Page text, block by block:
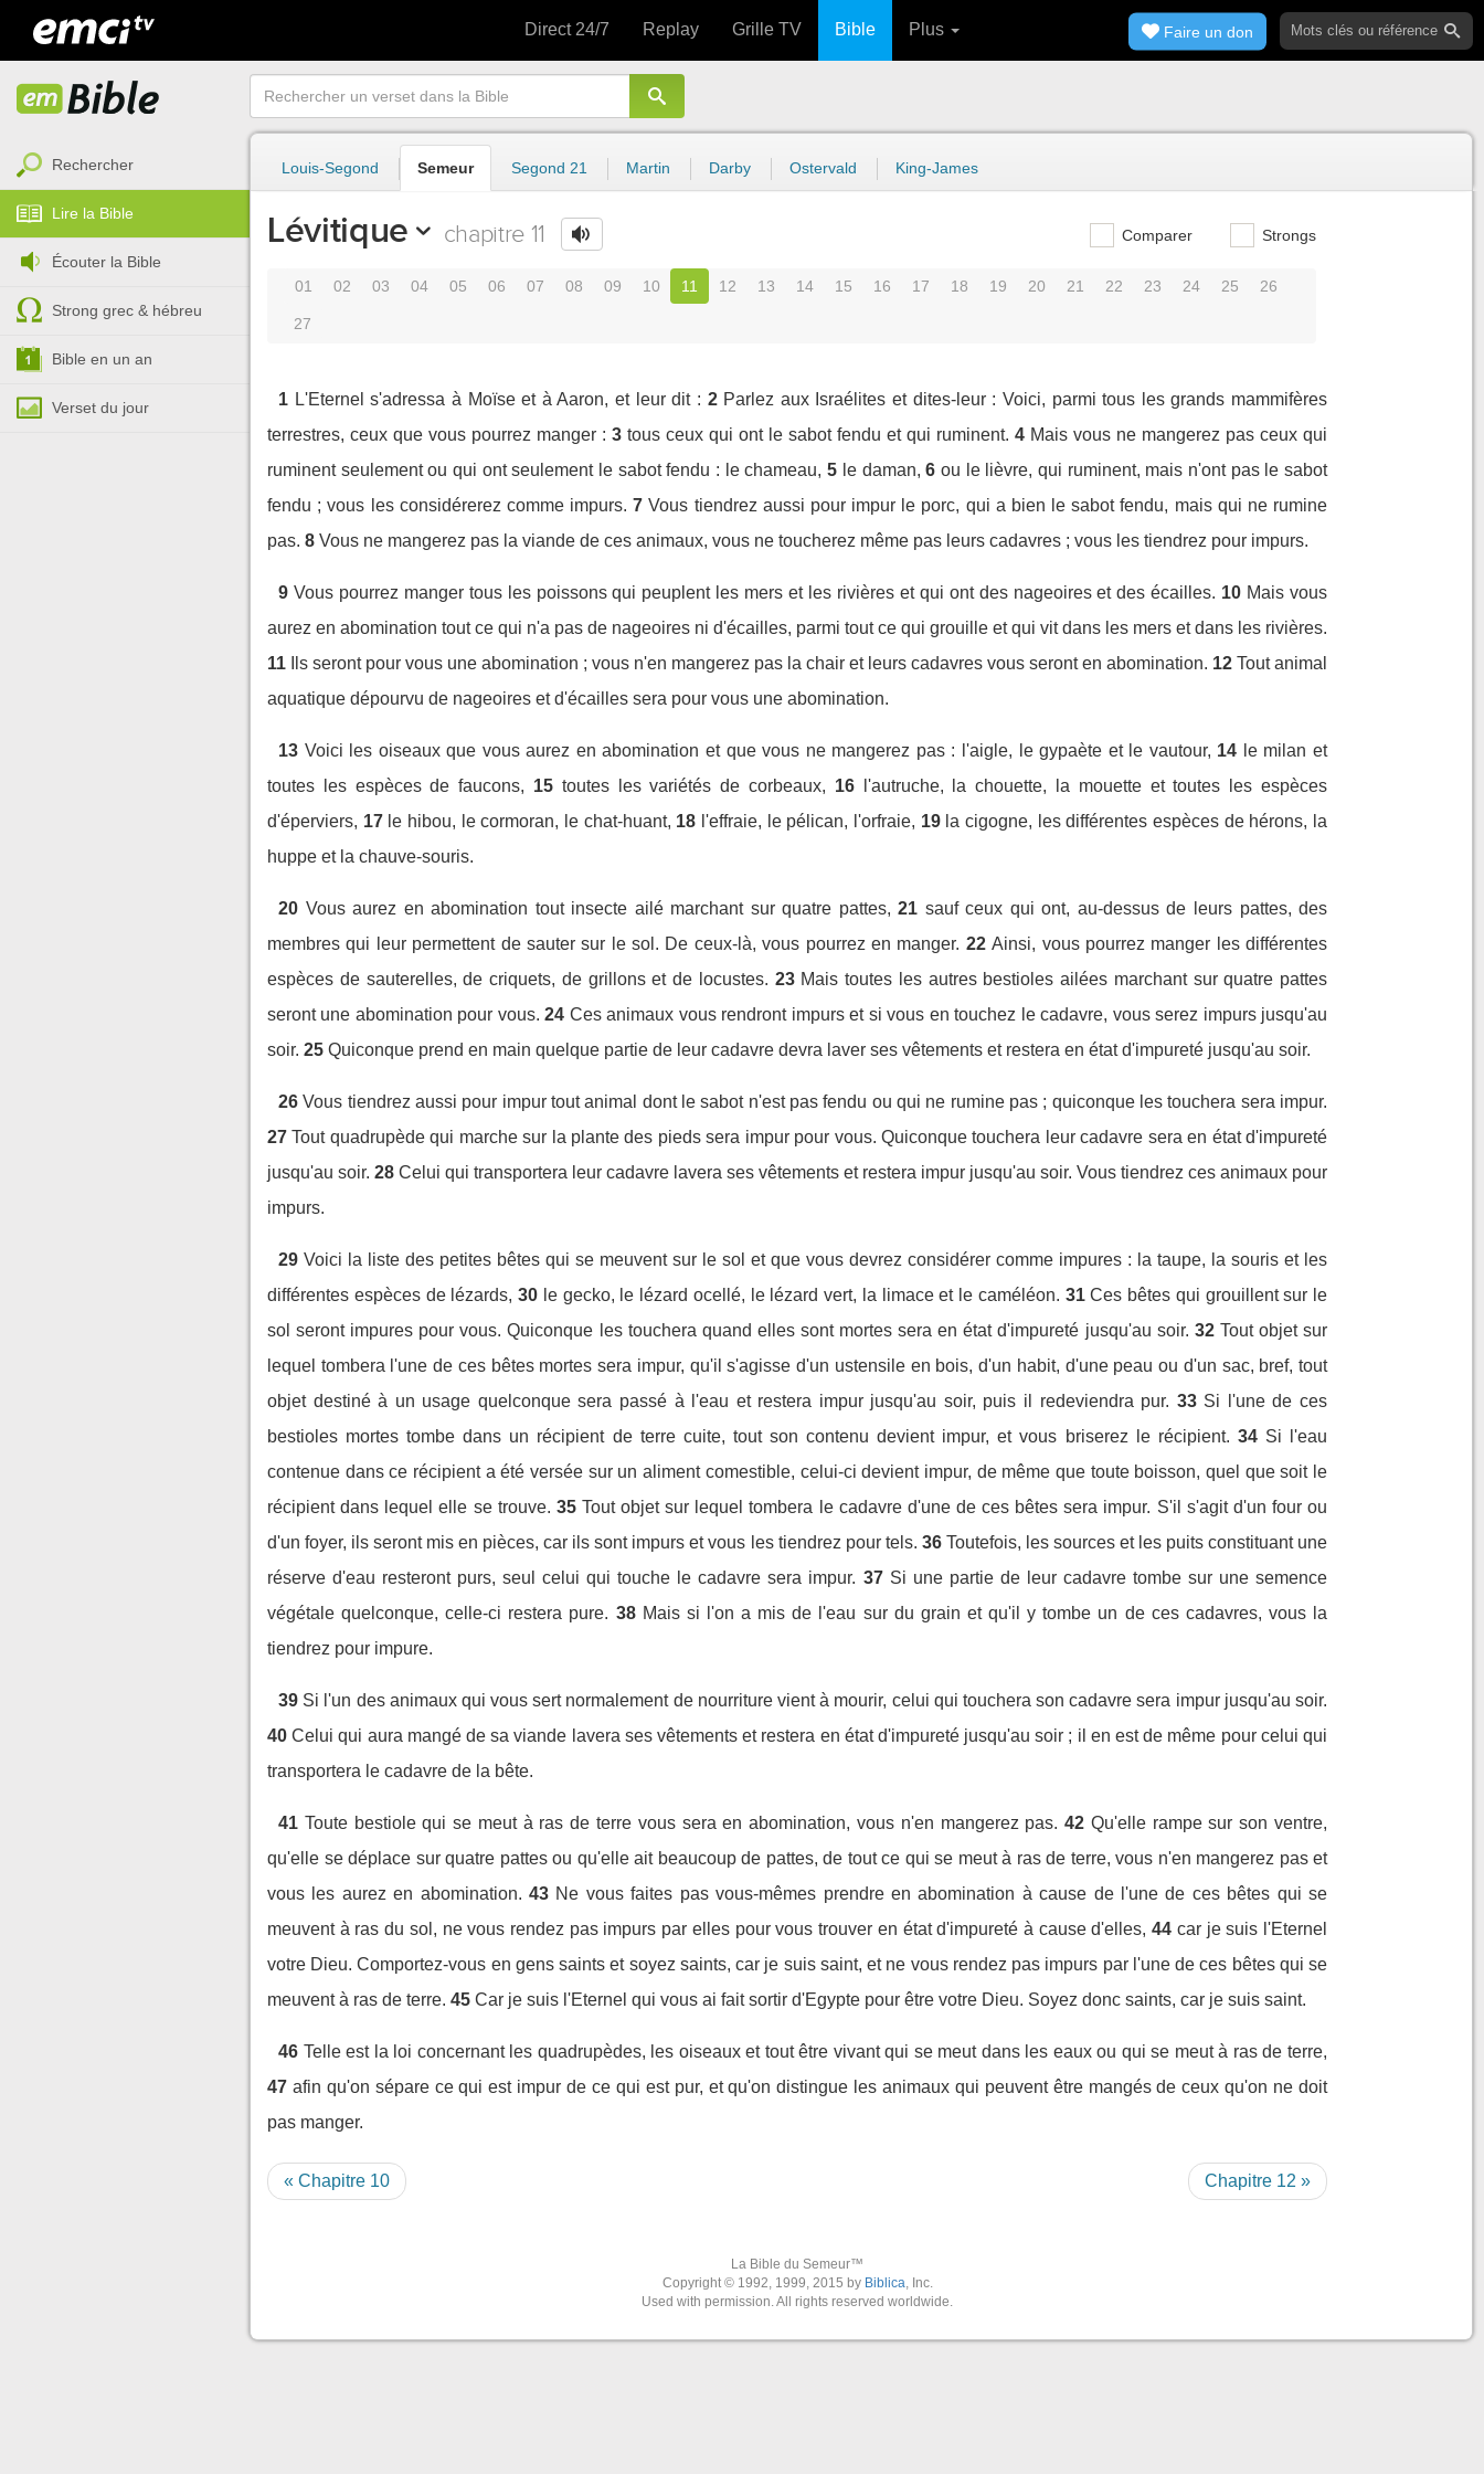
Direct 24/7 Replay Grille TV Bible Plus Faire un don
Rechercher
Lire la Bible
Écouter la Bible
Strong grec & hébreu
Bible en un an
Verset du jour
Louis-Segond Semeur Segond 21 Martin Darby Ostervald King-James
Lévitique chapitre 11 Comparer Strongs
01 02 03 04 05 06 07 08 09 10 11 12 13 14 15 16 17 18 19 20 21 22 23 24 25 26
27
1 L'Eternel s'adressa à Moïse et à Aaron, et leur dit : 2 Parlez aux Israélites et dites-leur : Voici, parmi tous les grands mammifères
terrestres, ceux que vous pourrez manger : 3 tous ceux qui ont le sabot fendu et qui ruminent. 4 Mais vous ne mangerez pas ceux qui
ruminent seulement ou qui ont seulement le sabot fendu : le chameau, 5 le daman, 6 ou le lièvre, qui ruminent, mais n'ont pas le sabot
fendu ; vous les considérerez comme impurs. 7 Vous tiendrez aussi pour impur le porc, qui a bien le sabot fendu, mais qui ne rumine
pas. 8 Vous ne mangerez pas la viande de ces animaux, vous ne toucherez même pas leurs cadavres ; vous les tiendrez pour impurs.
9 Vous pourrez manger tous les poissons qui peuplent les mers et les rivières et qui ont des nageoires et des écailles. 10 Mais vous
aurez en abomination tout ce qui n'a pas de nageoires ni d'écailles, parmi tout ce qui grouille et qui vit dans les mers et dans les rivières.
11
Ils seront pour vous une abomination ; vous n'en mangerez pas la chair et leurs cadavres vous seront en abomination. 12 Tout animal
aquatique dépourvu de nageoires et d'écailles sera pour vous une abomination.
13 Voici les oiseaux que vous aurez en abomination et que vous ne mangerez pas : l'aigle, le gypaète et le vautour, 14 le milan et
toutes les espèces de faucons, 15 toutes les variétés de corbeaux, 16
l'autruche, la chouette, la mouette et toutes les espèces
d'éperviers, 17 le hibou, le cormoran, le chat-huant, 18 l'effraie, le pélican, l'orfraie, 19 la cigogne, les différentes espèces de hérons, la
huppe et la chauve-souris.
20 Vous aurez en abomination tout insecte ailé marchant sur quatre pattes, 21 sauf ceux qui ont, au-dessus de leurs pattes, des
membres qui leur permettent de sauter sur le sol. De ceux-là, vous pourrez en manger. 22 Ainsi, vous pourrez manger les différentes
espèces de sauterelles, de criquets, de grillons et de locustes. 23 Mais toutes les autres bestioles ailées marchant sur quatre pattes
seront une abomination pour vous. 24 Ces animaux vous rendront impurs et si vous en touchez le cadavre, vous serez impurs jusqu'au
soir. 25 Quiconque prend en main quelque partie de leur cadavre devra laver ses vêtements et restera en état d'impureté jusqu'au soir.
26 Vous tiendrez aussi pour impur tout animal dont le sabot n'est pas fendu ou qui ne rumine pas ; quiconque les touchera sera impur.
27 Tout quadrupède qui marche sur la plante des pieds sera impur pour vous. Quiconque touchera leur cadavre sera en état d'impureté
jusqu'au soir. 28 Celui qui transportera leur cadavre lavera ses vêtements et restera impur jusqu'au soir. Vous tiendrez ces animaux pour
impurs.
29 Voici la liste des petites bêtes qui se meuvent sur le sol et que vous devrez considérer comme impures : la taupe, la souris et les
différentes espèces de lézards, 30 le gecko, le lézard ocellé, le lézard vert, la limace et le caméléon. 31 Ces bêtes qui grouillent sur le
sol seront impures pour vous. Quiconque les touchera quand elles sont mortes sera en état d'impureté jusqu'au soir. 32 Tout objet sur
lequel tombera l'une de ces bêtes mortes sera impur, qu'il s'agisse d'un ustensile en bois, d'un habit, d'une peau ou d'un sac, bref, tout
objet destiné à un usage quelconque sera passé à l'eau et restera impur jusqu'au soir, puis il redeviendra pur. 33 Si l'une de ces
bestioles mortes tombe dans un récipient de terre cuite, tout son contenu devient impur, et vous briserez le récipient. 34 Si l'eau
contenue dans ce récipient a été versée sur un aliment comestible, celui-ci devient impur, de même que toute boisson, quel que soit le
récipient dans lequel elle se trouve. 35 Tout objet sur lequel tombera le cadavre d'une de ces bêtes sera impur. S'il s'agit d'un four ou
d'un foyer, ils seront mis en pièces, car ils sont impurs et vous les tiendrez pour tels. 36 Toutefois, les sources et les puits constituant une
réserve d'eau resteront purs, seul celui qui touche le cadavre sera impur. 37 Si une partie de leur cadavre tombe sur une semence
végétale quelconque, celle-ci restera pure. 38 Mais si l'on a mis de l'eau sur du grain et qu'il y tombe un de ces cadavres, vous la
tiendrez pour impure.
39 Si l'un des animaux qui vous sert normalement de nourriture vient à mourir, celui qui touchera son cadavre sera impur jusqu'au soir.
40 Celui qui aura mangé de sa viande lavera ses vêtements et restera en état d'impureté jusqu'au soir ; il en est de même pour celui qui
transportera le cadavre de la bête.
41 Toute bestiole qui se meut à ras de terre vous sera en abomination, vous n'en mangerez pas. 42 Qu'elle rampe sur son ventre,
qu'elle se déplace sur quatre pattes ou qu'elle ait beaucoup de pattes, de tout ce qui se meut à ras de terre, vous n'en mangerez pas et
vous les aurez en abomination. 43 Ne vous faites pas vous-mêmes prendre en abomination à cause de l'une de ces bêtes qui se
meuvent à ras du sol, ne vous rendez pas impurs par elles pour vous trouver en état d'impureté à cause d'elles, 44 car je suis l'Eternel
votre Dieu. Comportez-vous en gens saints et soyez saints, car je suis saint, et ne vous rendez pas impurs par l'une de ces bêtes qui se
meuvent à ras de terre. 45 Car je suis l'Eternel qui vous ai fait sortir d'Egypte pour être votre Dieu. Soyez donc saints, car je suis saint.
46 Telle est la loi concernant les quadrupèdes, les oiseaux et tout être vivant qui se meut dans les eaux ou qui se meut à ras de terre,
47 afin qu'on sépare ce qui est impur de ce qui est pur, et qu'on distingue les animaux qui peuvent être mangés de ceux qu'on ne doit
pas manger.
« Chapitre 10 Chapitre 12 »
La Bible du Semeur™
Copyright © 1992, 1999, 2015 by Biblica, Inc.
Used with permission. All rights reserved worldwide.